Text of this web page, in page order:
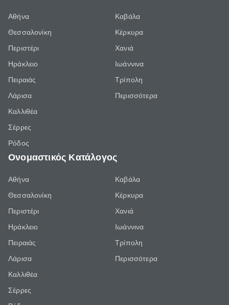
Αθήνα
Θεσσαλονίκη
Περιστέρι
Ηράκλειο
Πειραιάς
Λάρισα
Καλλιθέα
Σέρρες
Ρόδος
Καβάλα
Κέρκυρα
Χανιά
Ιωάννινα
Τρίπολη
Περισσότερα
Ονομαστικός Κατάλογος
Αθήνα
Θεσσαλονίκη
Περιστέρι
Ηράκλειο
Πειραιάς
Λάρισα
Καλλιθέα
Σέρρες
Καβάλα
Κέρκυρα
Χανιά
Ιωάννινα
Τρίπολη
Περισσότερα